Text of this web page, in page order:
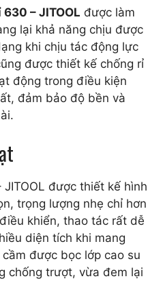
– JITOOL được làm
lại khả năng chịu được
khi chịu tác động lực
được thiết kế chống rỉ
động trong điều kiện
đảm bảo độ bền và
được thiết kế hình
trọng lượng nhẹ chỉ hơn
khiển, thao tác rất dễ
diện tích khi mang
được bọc lớp cao su
chống trượt, vừa đem lại